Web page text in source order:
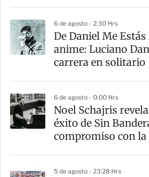
6 de agosto - 2:30 Hrs
De Daniel Me
anime: Luciano
carrera en solitario
6 de agosto - 0:00 Hrs
Noel Schajris
éxito de Sin
compromiso con la
5 de agosto - 23:28 Hrs